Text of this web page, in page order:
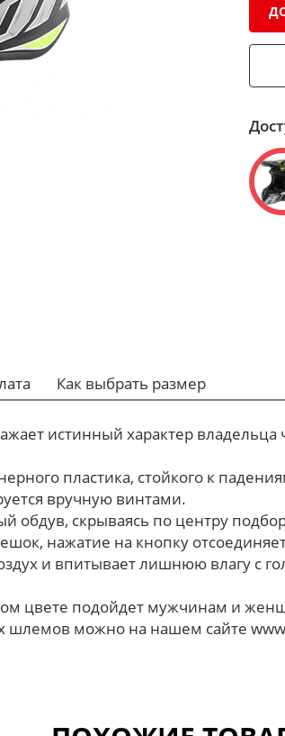
Как выбрать размер
истинный характер
пластика, стойкого к
вручную винтами.
скрываясь по центру
нажатие на кнопку
и впитывает лишнюю влагу с
цвете подойдет мужчинам и
шлемов можно на нашем сайте